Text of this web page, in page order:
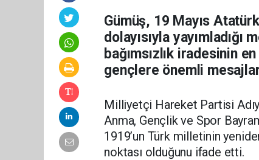
Gümüş, 19 Mayıs
dolayısıyla
bağımsızlık iradesinin
gençlere önemli
Milliyetçi Hareket Partisi
Anma, Gençlik ve Spor
1919’un Türk milletinin
noktası olduğunu ifade etti.